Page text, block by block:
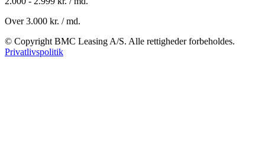
Over 3.000 kr. / md.
© Copyright BMC Leasing A/S. Alle rettigheder forbeholdes.
Privatlivspolitik